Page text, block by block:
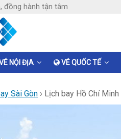
đồng hành tận tâm
NỘI ĐỊA VÉ QUỐC TẾ
Sài Gòn › Lịch bay Hồ Chí